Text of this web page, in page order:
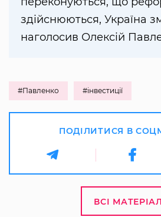
здійснюються, Україна
наголосив Олексій
#Павленко #інвестиції
ПОДІЛИТИСЯ В
ВСІ